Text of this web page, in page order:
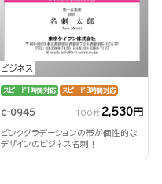
ビジネス
スピード1時間対応 スピード3時間対応
c-0945 100枚 2,530円
ピンクグラデーションの帯が個性的な
デザインのビジネス名刺！